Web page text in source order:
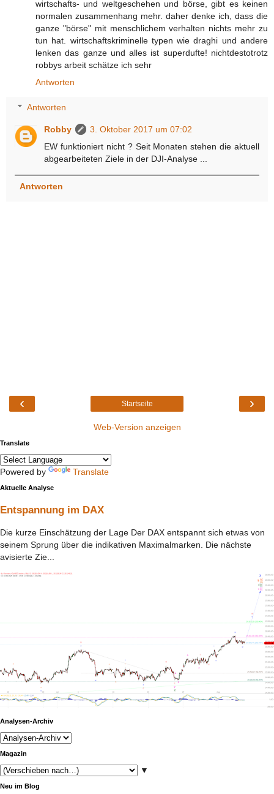
wirtschafts- und weltgeschehen und börse, gibt es keinen
normalen zusammenhang mehr. daher denke ich, dass die
ganze "börse" mit menschlichem verhalten nichts mehr zu
tun hat. wirtschaftskriminelle typen wie draghi und andere
lenken das ganze und alles ist superdufte! nichtdestotrotz
robbys arbeit schätze ich sehr
Antworten
Antworten
Robby
3. Oktober 2017 um 07:02
EW funktioniert nicht ? Seit Monaten stehen die aktuell
abgearbeiteten Ziele in der DJI-Analyse ...
Antworten
‹ ›
Startseite
Web-Version anzeigen
Translate
Powered by Translate
Aktuelle Analyse
Entspannung im DAX
Die kurze Einschätzung der Lage Der DAX entspannt sich etwas von
seinem Sprung über die indikativen Maximalmarken. Die nächste
avisierte Zie...
Analysen-Archiv
Magazin
▼
Neu im Blog